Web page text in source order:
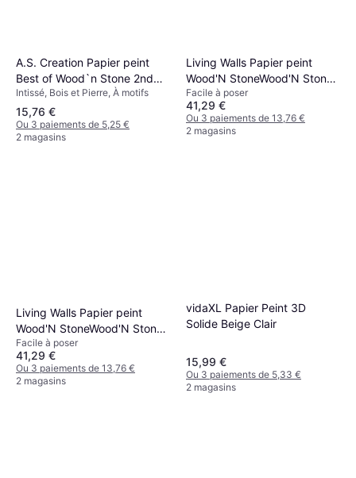
A.S. Creation Papier peint
Best of Wood`n Stone 2nd
Edition in Grau Schwarz
942833
Intissé, Bois et Pierre, À motifs
15,76 €
Ou 3 paiements de 5,25 €
2 magasins
Living Walls Papier peint
Wood'N StoneWood'N Stone
2 SP04477 Les gris
Facile à poser
41,29 €
Ou 3 paiements de 13,76 €
2 magasins
Living Walls Papier peint
Wood'N StoneWood'N Stone
2 SP04453 Les gris Les noirs
Facile à poser
41,29 €
Ou 3 paiements de 13,76 €
2 magasins
vidaXL Papier Peint 3D
Solide Beige Clair
15,99 €
Ou 3 paiements de 5,33 €
2 magasins